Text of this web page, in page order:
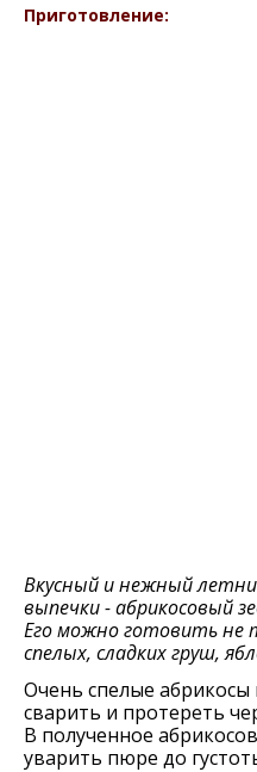
Приготовление:
Вкусный и нежный
выпечки - абрикосовый
Его можно готовить не
спелых, сладких груш,
Очень спелые
сварить и протереть
В полученное
уварить пюре до